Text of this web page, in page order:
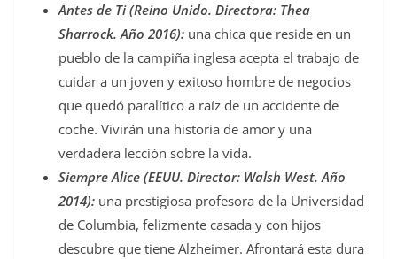
Antes de Ti (Reino Unido. Directora: Thea
Sharrock. Año 2016): una chica que reside en un
pueblo de la campiña inglesa acepta el trabajo de
cuidar a un joven y exitoso hombre de negocios
que quedó paralítico a raíz de un accidente de
coche. Vivirán una historia de amor y una
verdadera lección sobre la vida.
Siempre Alice (EEUU. Director: Walsh West. Año
2014): una prestigiosa profesora de la Universidad
de Columbia, felizmente casada y con hijos
descubre que tiene Alzheimer. Afrontará esta dura